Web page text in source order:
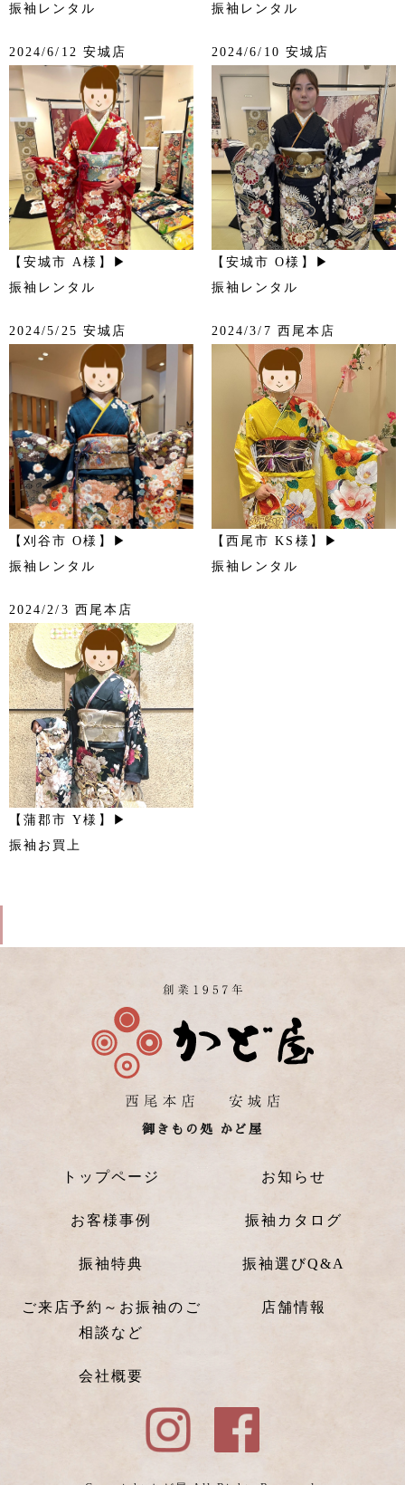
振袖レンタル
振袖レンタル
2024/6/12 安城店
【安城市 A様】▶
振袖レンタル
2024/6/10 安城店
【安城市 O様】▶
振袖レンタル
2024/5/25 安城店
【刈谷市 O様】▶
振袖レンタル
2024/3/7 西尾本店
【西尾市 KS様】▶
振袖レンタル
2024/2/3 西尾本店
【蒲郡市 Y様】▶
振袖お買上
御きもの処 かど屋
トップページ お知らせ
お客様事例 振袖カタログ
振袖特典 振袖選びQ&A
ご来店予約～お振袖のご
相談など
店舗情報
会社概要